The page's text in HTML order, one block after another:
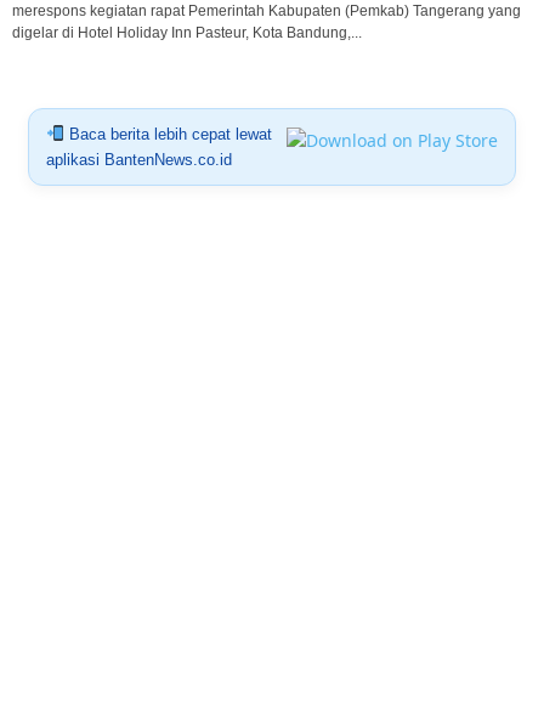
merespons kegiatan rapat Pemerintah Kabupaten (Pemkab) Tangerang yang
digelar di Hotel Holiday Inn Pasteur, Kota Bandung,...
Baca berita lebih cepat lewat
aplikasi BantenNews.co.id